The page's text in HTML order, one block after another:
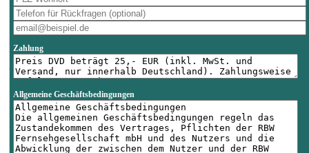
Zahlung
Allgemeine Geschäftsbedingungen